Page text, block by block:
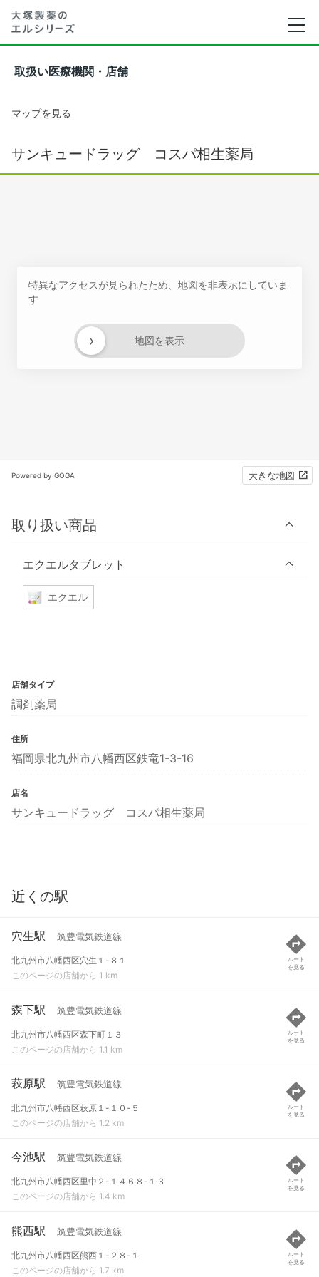
取扱い医療機関・店舗
マップを見る
サンキュードラッグ コスパ相生薬局
特異なアクセスが見られたため、地図を非表示にしていま
す
地図を表示
›
Powered by GOGA 大きな地図
取り扱い商品
エクエルタブレット
エクエル
店舗タイプ
調剤薬局
住所
福岡県北九州市八幡西区鉄竜1-3-16
店名
サンキュードラッグ コスパ相生薬局
近くの駅
穴生駅 筑豊電気鉄道線
北九州市八幡西区穴生１-８１
このページの店舗から 1 km
ルート
を見る
森下駅 筑豊電気鉄道線
北九州市八幡西区森下町１３
このページの店舗から 1.1 km
ルート
を見る
萩原駅 筑豊電気鉄道線
北九州市八幡西区萩原１-１０-５
このページの店舗から 1.2 km
ルート
を見る
今池駅 筑豊電気鉄道線
北九州市八幡西区里中２-１４６８-１３
このページの店舗から 1.4 km
ルート
を見る
熊西駅 筑豊電気鉄道線
北九州市八幡西区熊西１-２８-１
このページの店舗から 1.7 km
ルート
を見る